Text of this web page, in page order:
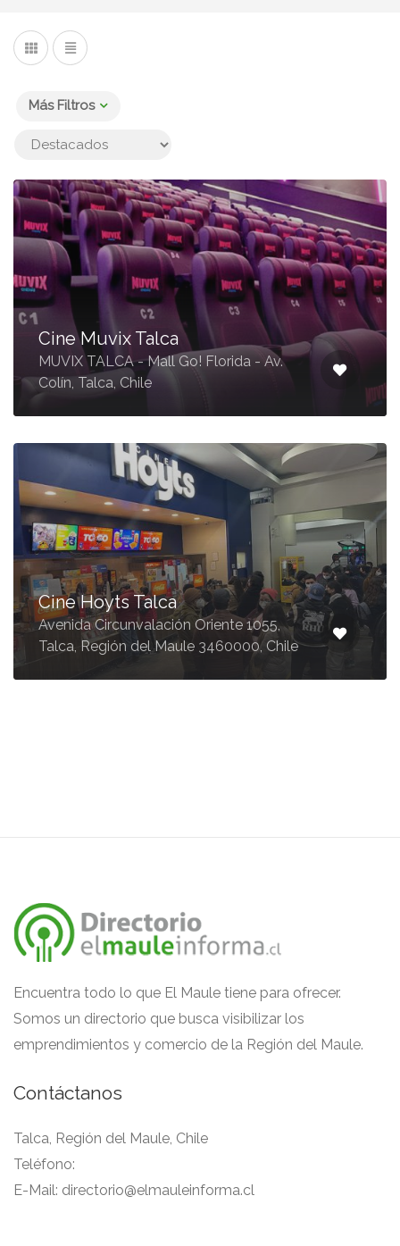
Más Filtros
Cine Muvix Talca
MUVIX TALCA - Mall Go! Florida - Av.
Colín, Talca, Chile
Cine Hoyts Talca
Avenida Circunvalación Oriente 1055,
Talca, Región del Maule 3460000, Chile
Encuentra todo lo que El Maule tiene para ofrecer.
Somos un directorio que busca visibilizar los
emprendimientos y comercio de la Región del Maule.
Contáctanos
Talca, Región del Maule, Chile
Teléfono:
E-Mail: directorio@elmauleinforma.cl